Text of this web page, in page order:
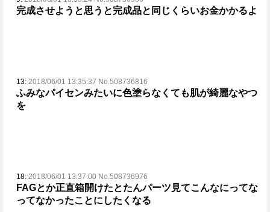
完成させようと思うと完成品と同じくらいお金かかるよ
13: 2018/06/01 13:35:37 No.508736816
ふみなパイセンみたいに色塗らなくても肌が綺麗なやつ
を
18: 2018/06/01 13:37:00 No.508736976
FAGとか正直箱開けたとたんパーツ見てこんなにってな
ってなかったことにしたくなる